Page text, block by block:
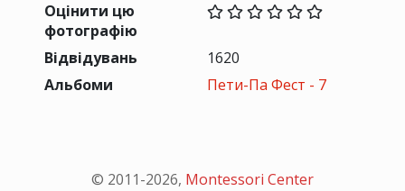
Оцінити цю
фотографію
Відвідувань
1620
Альбоми
Пети-Па Фест - 7
© 2011-2026, Montessori Center